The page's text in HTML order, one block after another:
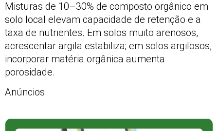
Misturas de 10–30% de composto orgânico em
solo local elevam capacidade de retenção e a
taxa de nutrientes. Em solos muito arenosos,
acrescentar argila estabiliza; em solos argilosos,
incorporar matéria orgânica aumenta
porosidade.
Anúncios